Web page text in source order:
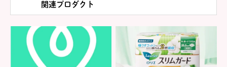
関連プロダクト